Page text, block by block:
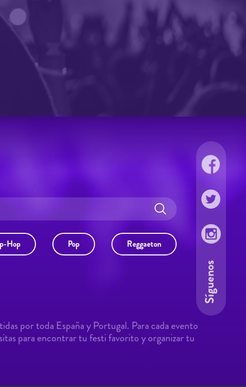
Hop Pop Reggaeton
Síguenos
por toda España y Portugal. Para cada evento
para encontrar tu festi favorito y organizar tu